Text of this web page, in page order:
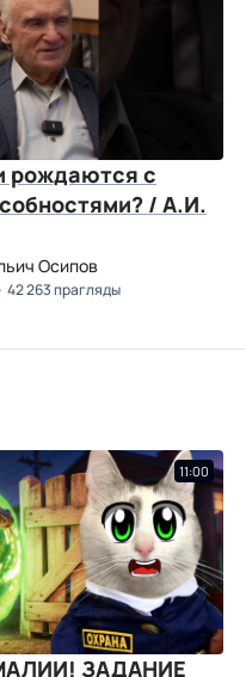
рождаются с
/ А.И.
Осипов
42 263 прагляды
11:00
ЗАДАНИЕ